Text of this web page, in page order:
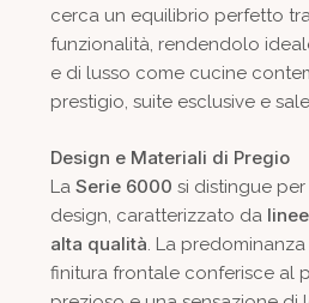
cerca un equilibrio perfetto
funzionalità, rendendolo
e di lusso come cucine
prestigio, suite esclusive e
Design e Materiali di Pregio
La Serie 6000 si distingue per
design, caratterizzato da
alta qualità. La
finitura frontale conferisce al